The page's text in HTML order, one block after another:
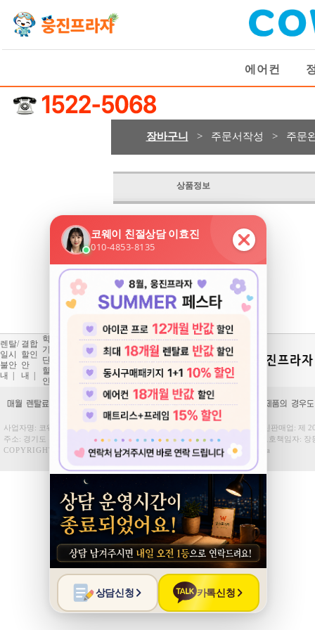
에어컨
장바구니 > 주문서작성 > 주문
상품정보
렌탈/
일시
불안
내
결합
할인
안
내
학교/
기업
단체
할
인
(하트)
서비
스
|
개인
정보
처리
방
침|
사업자명 : 코웨이렌탈 통신판매업 : 제
주소: 경기도 광명시 하안로 320 E-mail : wjplazarent@naver.com 개인정보보호책임자: 장
COPYRIGHT
코웨이렌탈ALL RIGHTS RESERVED. Hosting : Gabia